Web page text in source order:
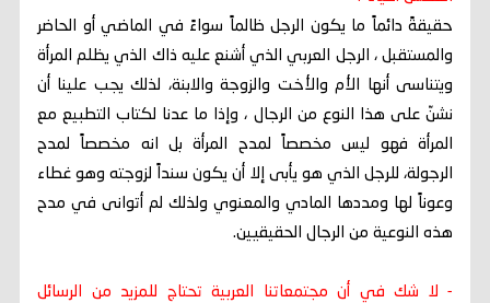
حقيقةً دائماً ما يكون الرجل ظالماً سواءً في الماضي أو الحاضر
والمستقبل ، الرجل العربي الذي أشنع عليه ذاك الذي يظلم المرأة
ويتناسى أنها الأم والأخت والزوجة والابنة، لذلك يجب علينا أن
نشنّ على هذا النوع من الرجال ، وإذا ما عدنا لكتاب التطبيع مع
المرأة فهو ليس مخصصاً لمدح المرأة بل انه مخصصاً لمدح
الرجولة، للرجل الذي هو يأبى إلا أن يكون سنداً لزوجته وهو غطاء
وعوناً لها ومددها المادي والمعنوي ولذلك لم أتوانى في مدح
هذه النوعية من الرجال الحقيقيين.
- لا شك في أن مجتمعاتنا العربية تحتاج للمزيد من الرسائل